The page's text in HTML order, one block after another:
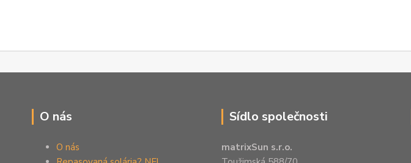
O nás
O nás
Sídlo společnosti
matrixSun s.r.o.